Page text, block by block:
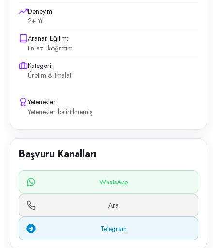
Deneyim:
2+ Yıl
Aranan Eğitim:
En az İlköğretim
Kategori:
Üretim & İmalat
Yetenekler:
Yetenekler belirtilmemiş
Başvuru Kanalları
WhatsApp
Ara
Telegram